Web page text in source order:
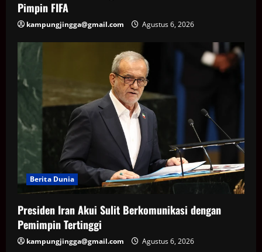
Pimpin FIFA
kampungjingga@gmail.com Agustus 6, 2026
Berita Dunia
Presiden Iran Akui Sulit Berkomunikasi dengan
Pemimpin Tertinggi
kampungjingga@gmail.com Agustus 6, 2026